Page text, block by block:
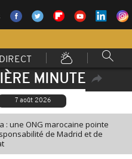
MINUTE
7 août 2026
: une ONG marocaine pointe
de Madrid et de